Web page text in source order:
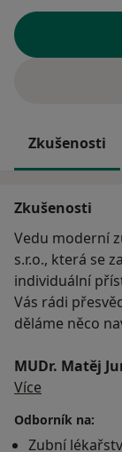
Zkušenosti
Zkušenosti
Vedu moderní
s.r.o., která se
individuální
Vás rádi
děláme něco
MUDr. Matěj
Vedoucí zubní
Člen
Člen
Více
Odborník na:
Zubní